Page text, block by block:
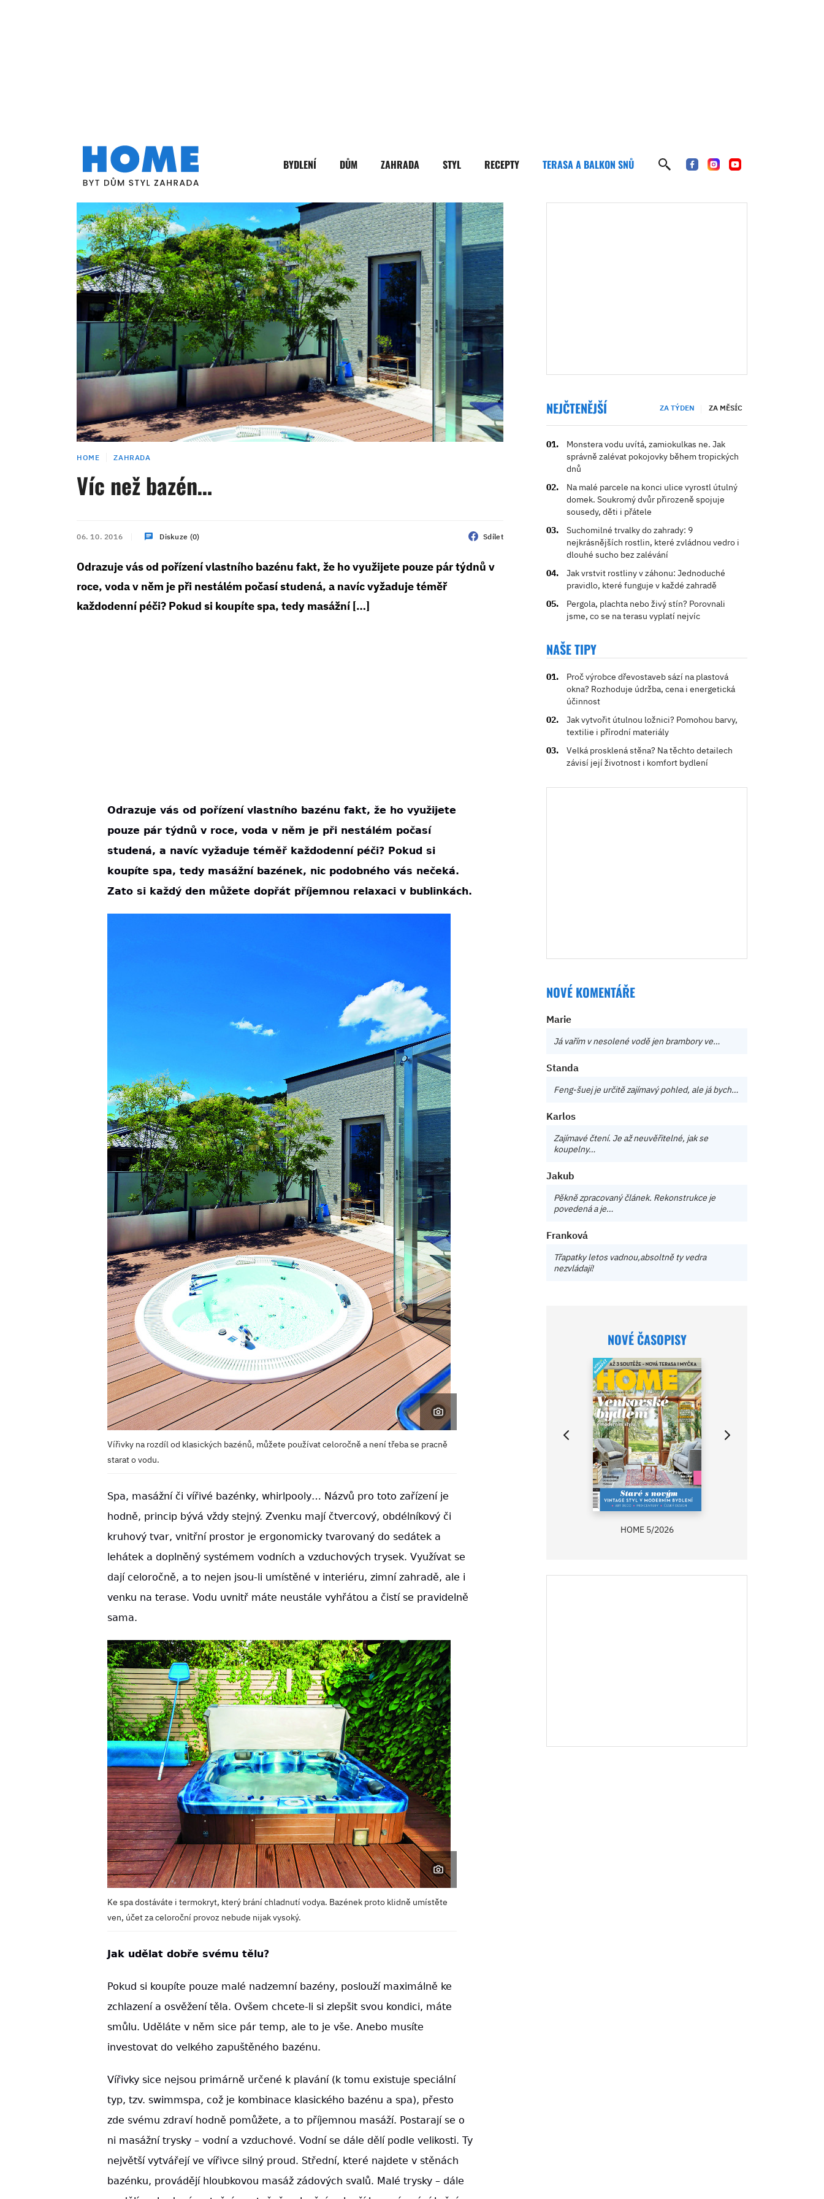
BYDLENÍ DŮM ZAHRADA STYL RECEPTY TERASA A BALKON SNŮ
HOME ZAHRADA
Víc než bazén…
06. 10. 2016 Diskuze (0) Sdílet
Odrazuje vás od pořízení vlastního bazénu fakt, že ho využijete pouze pár týdnů v
roce, voda v něm je při nestálém počasí studená, a navíc vyžaduje téměř
každodenní péči? Pokud si koupíte spa, tedy masážní […]
Odrazuje vás od pořízení vlastního bazénu fakt, že ho využijete
pouze pár týdnů v roce, voda v něm je při nestálém počasí
studená, a navíc vyžaduje téměř každodenní péči? Pokud si
koupíte spa, tedy masážní bazének, nic podobného vás nečeká.
Zato si každý den můžete dopřát příjemnou relaxaci v bublinkách.
Vířivky na rozdíl od klasických bazénů, můžete používat celoročně a není třeba se pracně
starat o vodu.
Spa, masážní či vířivé bazénky, whirlpooly… Názvů pro toto zařízení je
hodně, princip bývá vždy stejný. Zvenku mají čtvercový, obdélníkový či
kruhový tvar, vnitřní prostor je ergonomicky tvarovaný do sedátek a
lehátek a doplněný systémem vodních a vzduchových trysek. Využívat se
dají celoročně, a to nejen jsou-li umístěné v interiéru, zimní zahradě, ale i
venku na terase. Vodu uvnitř máte neustále vyhřátou a čistí se pravidelně
sama.
Ke spa dostáváte i termokryt, který brání chladnutí vodya. Bazének proto klidně umístěte
ven, účet za celoroční provoz nebude nijak vysoký.
Jak udělat dobře svému tělu?
Pokud si koupíte pouze malé nadzemní bazény, poslouží maximálně ke
zchlazení a osvěžení těla. Ovšem chcete-li si zlepšit svou kondici, máte
smůlu. Uděláte v něm sice pár temp, ale to je vše. Anebo musíte
investovat do velkého zapuštěného bazénu.
Vířivky sice nejsou primárně určené k plavání (k tomu existuje speciální
typ, tzv. swimmspa, což je kombinace klasického bazénu a spa), přesto
zde svému zdraví hodně pomůžete, a to příjemnou masáží. Postarají se o
ni masážní trysky – vodní a vzduchové. Vodní se dále dělí podle velikosti. Ty
největší vytvářejí ve vířivce silný proud. Střední, které najdete v stěnách
bazénku, provádějí hloubkovou masáž zádových svalů. Malé trysky – dále
NEJČTENĚJŠÍ ZA TÝDEN ZA MĚSÍC
Monstera vodu uvítá, zamiokulkas ne. Jak
správně zalévat pokojovky během tropických
dnů
Na malé parcele na konci ulice vyrostl útulný
domek. Soukromý dvůr přirozeně spojuje
sousedy, děti i přátele
Suchomilné trvalky do zahrady: 9
nejkrásnějších rostlin, které zvládnou vedro i
dlouhé sucho bez zalévání
Jak vrstvit rostliny v záhonu: Jednoduché
pravidlo, které funguje v každé zahradě
Pergola, plachta nebo živý stín? Porovnali
jsme, co se na terasu vyplatí nejvíc
NAŠE TIPY
Proč výrobce dřevostaveb sází na plastová
okna? Rozhoduje údržba, cena i energetická
účinnost
Jak vytvořit útulnou ložnici? Pomohou barvy,
textilie i přírodní materiály
Velká prosklená stěna? Na těchto detailech
závisí její životnost i komfort bydlení
NOVÉ KOMENTÁŘE
Marie
Já vařím v nesolené vodě jen brambory ve…
Standa
Feng-šuej je určitě zajímavý pohled, ale já bych…
Karlos
Zajímavé čtení. Je až neuvěřitelné, jak se
koupelny…
Jakub
Pěkně zpracovaný článek. Rekonstrukce je
povedená a je…
Franková
Třapatky letos vadnou,absoltně ty vedra
nezvládají!
NOVÉ ČASOPISY
HOME 5/2026